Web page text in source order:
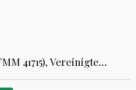
41715), Vereinigte